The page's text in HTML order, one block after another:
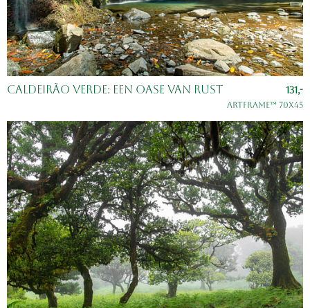
Caldeirão Verde: Een Oase van Rust 131,-
ArtFrame™ 70x45